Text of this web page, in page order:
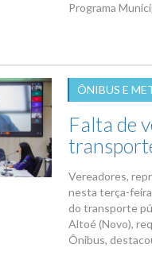
Programa
ÔNIBUS E
Falta de
Vereadores,
nesta terça-
do transporte
Altoé (Novo),
Ônibus,